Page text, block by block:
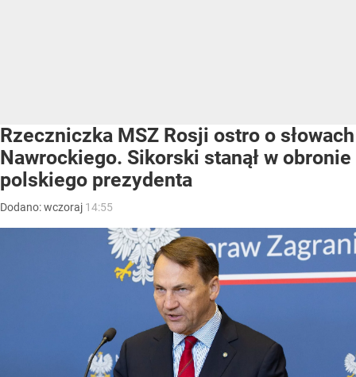
Rzeczniczka MSZ Rosji ostro o słowach
Nawrockiego. Sikorski stanął w obronie
polskiego prezydenta
Dodano:wczoraj 14:55